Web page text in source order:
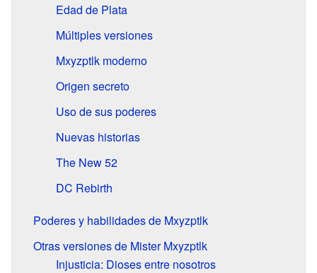
Edad de Plata
Múltiples versiones
Mxyzptlk moderno
Origen secreto
Uso de sus poderes
Nuevas historias
The New 52
DC Rebirth
Poderes y habilidades de Mxyzptlk
Otras versiones de Mister Mxyzptlk
Injusticia: Dioses entre nosotros